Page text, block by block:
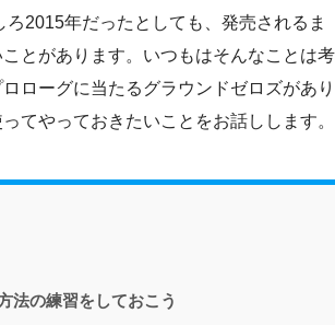
ろ2015年だったとしても、発売されるま
とがあります。いつもはそんなことは考
ローグに当たるグラウンドゼロズがあり
てやっておきたいことをお話しします。
法の練習をしておこう